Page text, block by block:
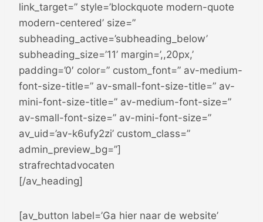
link_target=” style=’blockquote modern-quote
modern-centered’ size=”
subheading_active=’subheading_below’
subheading_size=’11’ margin=’,,20px,’
padding=’0′ color=” custom_font=” av-medium-
font-size-title=” av-small-font-size-title=” av-
mini-font-size-title=” av-medium-font-size=”
av-small-font-size=” av-mini-font-size=”
av_uid=’av-k6ufy2zi’ custom_class=”
admin_preview_bg=”]
strafrechtadvocaten
[/av_heading]
[av_button label=’Ga hier naar de website’